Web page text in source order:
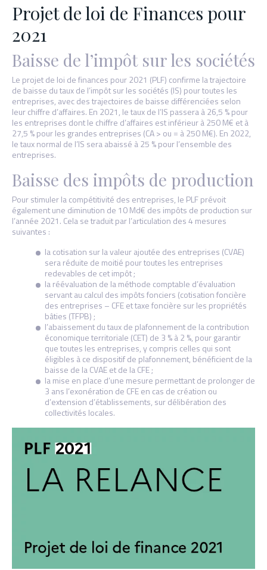
Projet de loi de Finances pour
2021
Baisse de l’impôt sur les sociétés
Le projet de loi de finances pour 2021 (PLF) confirme la trajectoire
de baisse du taux de l’impôt sur les sociétés (IS) pour toutes les
entreprises, avec des trajectoires de baisse différenciées selon
leur chiffre d’affaires. En 2021, le taux de l’IS passera à 26,5 % pour
les entreprises dont le chiffre d’affaires est inférieur à 250 M€ et à
27,5 % pour les grandes entreprises (CA > ou = à 250 M€). En 2022,
le taux normal de l’IS sera abaissé à 25 % pour l’ensemble des
entreprises.
Baisse des impôts de production
Pour stimuler la compétitivité des entreprises, le PLF prévoit
également une diminution de 10 Md€ des impôts de production sur
l’année 2021. Cela se traduit par l’articulation des 4 mesures
suivantes :
la cotisation sur la valeur ajoutée des entreprises (CVAE)
sera réduite de moitié pour toutes les entreprises
redevables de cet impôt ;
la réévaluation de la méthode comptable d’évaluation
servant au calcul des impôts fonciers (cotisation foncière
des entreprises – CFE et taxe foncière sur les propriétés
bâties (TFPB) ;
l’abaissement du taux de plafonnement de la contribution
économique territoriale (CET) de 3 % à 2 %, pour garantir
que toutes les entreprises, y compris celles qui sont
éligibles à ce dispositif de plafonnement, bénéficient de la
baisse de la CVAE et de la CFE ;
la mise en place d’une mesure permettant de prolonger de
3 ans l’exonération de CFE en cas de création ou
d’extension d’établissements, sur délibération des
collectivités locales.